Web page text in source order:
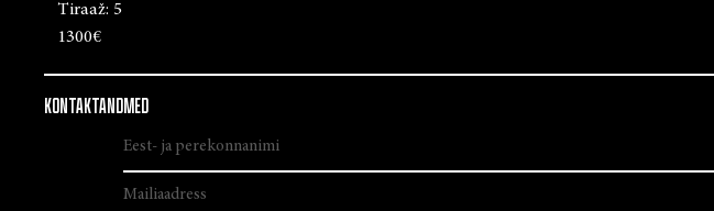
Tiraaž: 5
1300€
KONTAKTANDMED